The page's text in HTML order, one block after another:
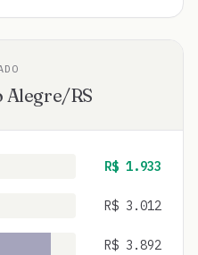
Alegre/RS
R$ 1.933
R$ 3.012
R$ 3.892